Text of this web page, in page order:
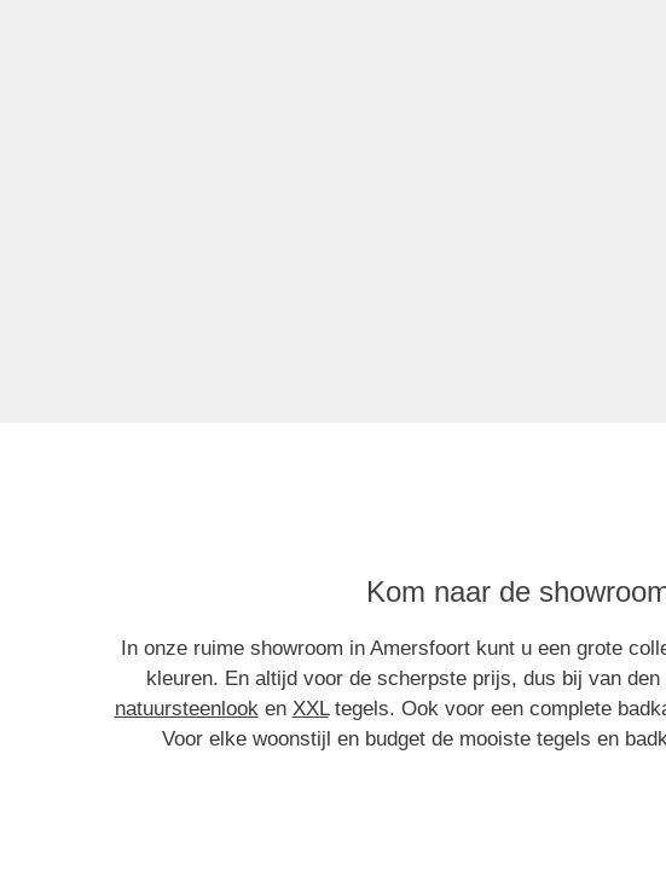
Kom naar de
In onze ruime showroom in Amersfoort kunt u een grote
kleuren. En altijd voor de scherpste prijs, dus bij van
natuursteenlooken XXLtegels. Ook voor een complete
Voor elke woonstijl en budget de mooiste tegels en